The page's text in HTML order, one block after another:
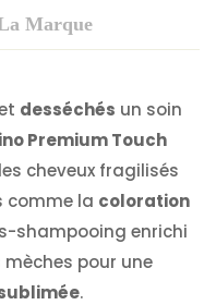
Marque
desséchés un soin
Premium Touch
cheveux fragilisés
comme la coloration
shampooing enrichi
pour une
.